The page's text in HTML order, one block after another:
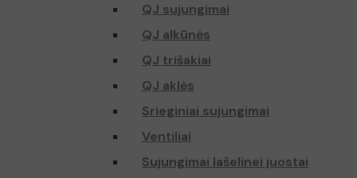
QJ sujungimai
QJ alkūnės
QJ trišakiai
QJ aklės
Srieginiai sujungimai
Ventiliai
Sujungimai lašelinei juostai